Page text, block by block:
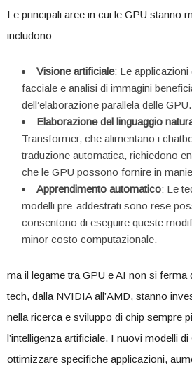
Le principali aree⁤ in ⁣cui⁣ le GPU stanno
includono:
Visione​ artificiale: Le
facciale e ⁢analisi ⁣di immagini
dell’elaborazione parallela ‌delle ‌GPU.
Elaborazione del⁤ linguaggio
Transformer, che alimentano i
traduzione automatica, ⁤richiedono
che⁢ le GPU possono fornire in
Apprendimento automatico: Le
modelli pre-addestrati ‍sono rese⁣
consentono di eseguire queste
minor ⁤costo computazionale.
ma il legame tra ⁤GPU e ⁢AI non si​ ferma
‌tech, dalla NVIDIA all’AMD, stanno
nella ricerca e sviluppo di chip sempre
l’intelligenza artificiale. ⁣I nuovi modelli
ottimizzare‍ specifiche ‌applicazioni,